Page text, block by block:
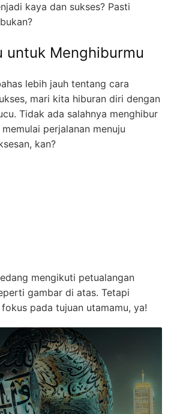
kaya dan sukses? Pasti
untuk Menghiburmu
lebih jauh tentang cara
mari kita hiburan diri dengan
Tidak ada salahnya menghibur
perjalanan menuju
kan?
mengikuti petualangan
gambar di atas. Tetapi
pada tujuan utamamu, ya!